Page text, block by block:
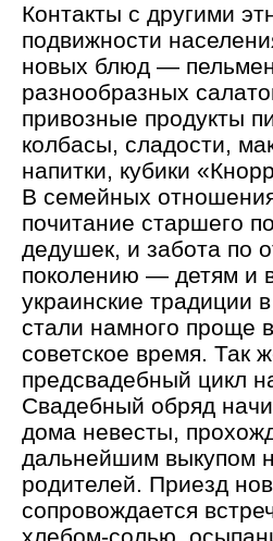
Контакты с другими
подвижности
новых блюд —
разнообразных
привозные продукты
колбасы, сладости,
напитки, кубики
В семейных
почитание старшего
дедушек, и забота по
поколению — детям и
украинские традиции
стали намного проще
советское время. Так
предсвадебный цикл
Свадебный обряд
дома невесты,
дальнейшим выкупом
родителей. Приезд
сопровождается